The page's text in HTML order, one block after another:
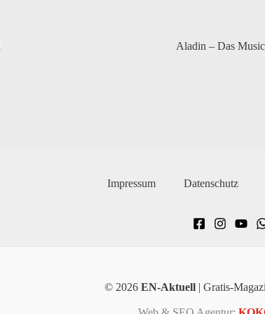
Impressum Datenschutz
© 2026 EN-Aktuell | Gratis-